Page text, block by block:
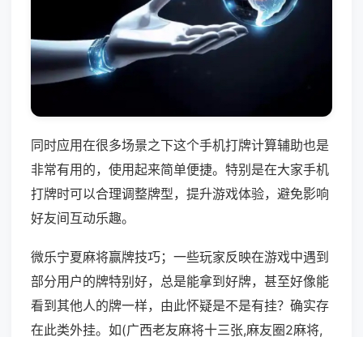
同时应用在很多场景之下这个手机打牌计算辅助也是
非常有用的，使用起来简单便捷。特别是在大家手机
打牌时可以合理调整牌型，提升游戏体验，避免影响
好友间互动乐趣。
微乐宁夏麻将赢牌技巧；一些玩家反映在游戏中遇到
部分用户的牌特别好，总是能拿到好牌，甚至好像能
看到其他人的牌一样，由此怀疑是不是有挂？确实存
在此类外挂。如(广西老友麻将十三张,麻友圈2麻将,